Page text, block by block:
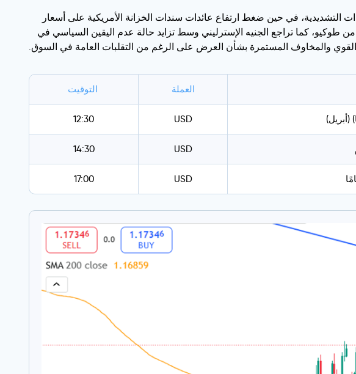
من الإجراءات التشديدية، في حين ضغط ارتفاع عائدات سندات الخزانة الأمريكية على أسعار
أي إشارات محتملة على تدخل من طوكيو، كما تراجع الجنيه الإسترليني وسط تزايد حالة عدم اليقين السياسي في
والمخاوف المستمرة بشأن العرض على الرغم من التقلبات العامة في السوق.
العملة
12:30 USD (أبريل)
14:30 USD
17:00 USD